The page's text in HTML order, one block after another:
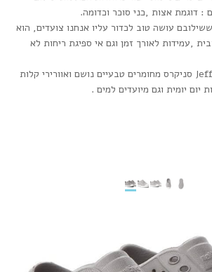
: דוגמת אצות ,כני סוכר וכדומה.
עושה טוב לכדור עליו אנחנו צועדים, הוא
,עמידות לאורך זמן וגם אי ספיגת ריחות לא
נעלי נייטיב מדגם Jefferson סניקרס מחומרים טבעיים נושם ואוורירי קלות
יום יומית וגם מיועדים למים .